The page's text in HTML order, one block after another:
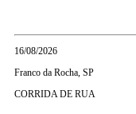
16/08/2026
Franco da Rocha, SP
CORRIDA DE RUA